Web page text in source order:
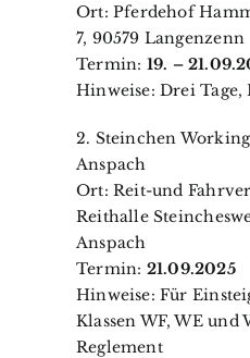
Ort: Pferdehof
7, 90579 Langenzenn
Termin: 19. –
Hinweise: Drei Tage,
2. Steinchen
Anspach
Ort: Reit-und
Reithalle
Anspach
Termin: 21.09.2025
Hinweise: Für
Klassen WF, WE und
Reglement